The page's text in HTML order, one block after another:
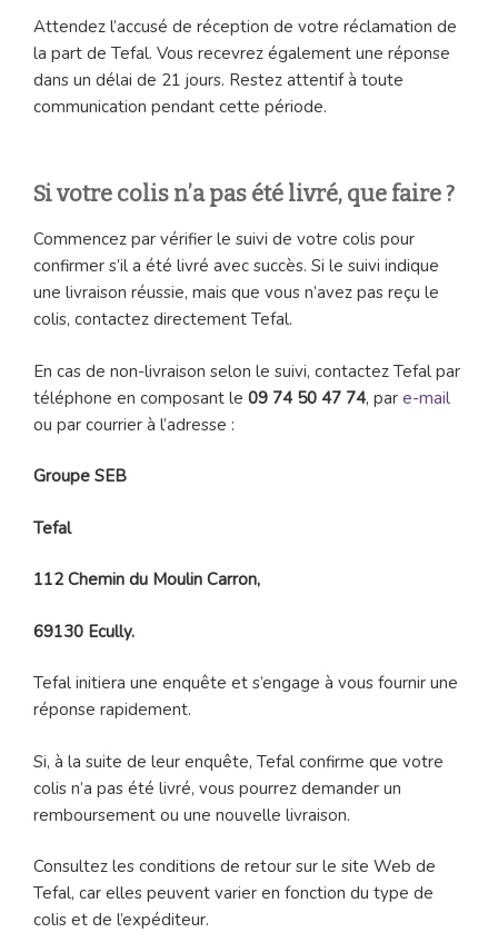
Attendez l’accusé de réception de votre réclamation de
la part de Tefal. Vous recevrez également une réponse
dans un délai de 21 jours. Restez attentif à toute
communication pendant cette période.
Si votre colis n’a pas été livré, que faire ?
Commencez par vérifier le suivi de votre colis pour
confirmer s’il a été livré avec succès. Si le suivi indique
une livraison réussie, mais que vous n’avez pas reçu le
colis, contactez directement Tefal.
En cas de non-livraison selon le suivi, contactez Tefal par
téléphone en composant le 09 74 50 47 74, par e-mail
ou par courrier à l’adresse :
Groupe SEB
Tefal
112 Chemin du Moulin Carron,
69130 Ecully.
Tefal initiera une enquête et s’engage à vous fournir une
réponse rapidement.
Si, à la suite de leur enquête, Tefal confirme que votre
colis n’a pas été livré, vous pourrez demander un
remboursement ou une nouvelle livraison.
Consultez les conditions de retour sur le site Web de
Tefal, car elles peuvent varier en fonction du type de
colis et de l’expéditeur.